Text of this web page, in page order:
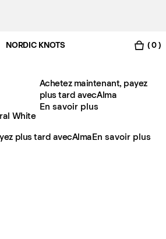
NORDIC KNOTS ( 0 )
White
Achetez maintenant, payez
plus tard avecAlma
En savoir plus
plus tard avecAlmaEn savoir plus